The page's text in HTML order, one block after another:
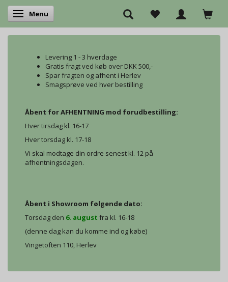
Skifte navigation
Menu
Levering 1 - 3 hverdage
Gratis fragt ved køb over DKK 500,-
Spar fragten og afhent i Herlev
Smagsprøve ved hver bestilling
Åbent for AFHENTNING mod forudbestilling:
Hver tirsdag kl. 16-17
Hver torsdag kl. 17-18
Vi skal modtage din ordre senest kl. 12 på
afhentningsdagen.
Åbent i Showroom følgende dato:
Torsdag den 6. august fra kl. 16-18
(denne dag kan du komme ind og købe)
Vingetoften 110, Herlev